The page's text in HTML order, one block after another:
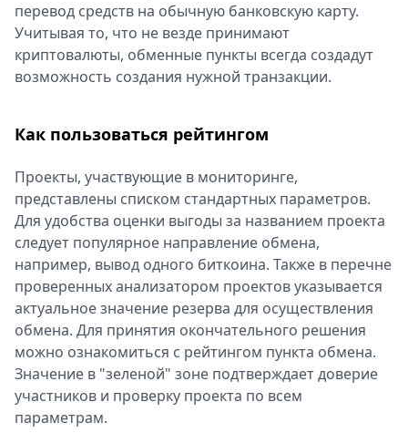
перевод средств на обычную банковскую карту.
Учитывая то, что не везде принимают
криптовалюты, обменные пункты всегда создадут
возможность создания нужной транзакции.
Как пользоваться рейтингом
Проекты, участвующие в мониторинге,
представлены списком стандартных параметров.
Для удобства оценки выгоды за названием проекта
следует популярное направление обмена,
например, вывод одного биткоина. Также в перечне
проверенных анализатором проектов указывается
актуальное значение резерва для осуществления
обмена. Для принятия окончательного решения
можно ознакомиться с рейтингом пункта обмена.
Значение в "зеленой" зоне подтверждает доверие
участников и проверку проекта по всем
параметрам.